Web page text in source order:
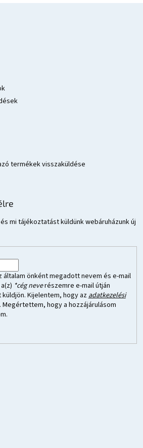
termékek visszaküldése
mi tájékoztatást küldünk webáruházunk új
általam önként megadott nevem és e-mail
*cég neverészemre e-mail útján
Kijelentem, hogy azadatkezelési
Megértettem, hogy a hozzájárulásom